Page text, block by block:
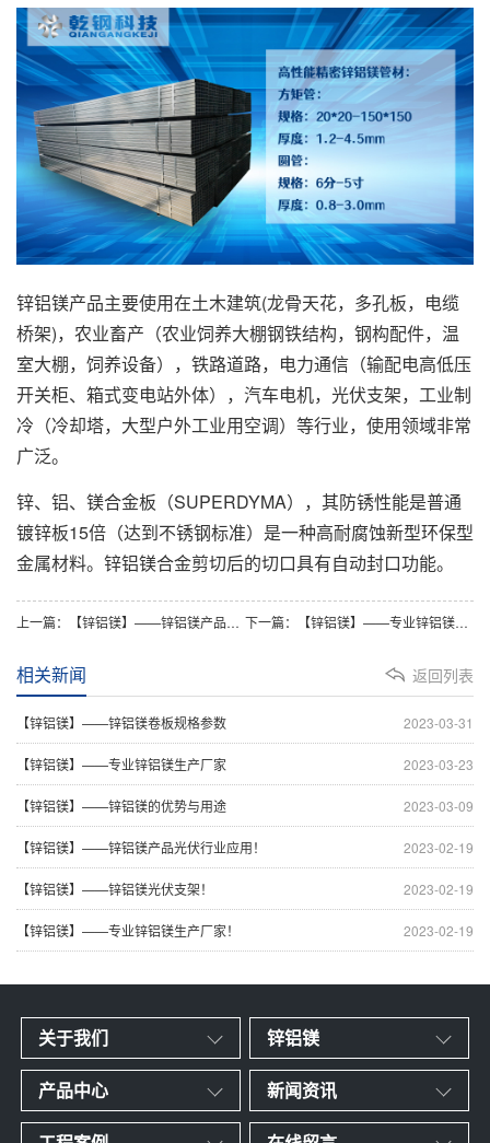
锌铝镁产品主要使用在土木建筑(龙骨天花，多孔板，电缆
桥架)，农业畜产（农业饲养大棚钢铁结构，钢构配件，温
室大棚，饲养设备），铁路道路，电力通信（输配电高低压
开关柜、箱式变电站外体），汽车电机，光伏支架，工业制
冷（冷却塔，大型户外工业用空调）等行业，使用领域非常
广泛。
锌、铝、镁合金板（SUPERDYMA），其防锈性能是普通
镀锌板15倍（达到不锈钢标准）是一种高耐腐蚀新型环保型
金属材料。锌铝镁合金剪切后的切口具有自动封口功能。
上一篇：【锌铝镁】——锌铝镁产品光伏行业应用！ 下一篇：【锌铝镁】——专业锌铝镁生产厂家
返回列表
相关新闻
2023-03-31
【锌铝镁】——锌铝镁卷板规格参数
2023-03-23
【锌铝镁】——专业锌铝镁生产厂家
2023-03-09
【锌铝镁】——锌铝镁的优势与用途
2023-02-19
【锌铝镁】——锌铝镁产品光伏行业应用！
2023-02-19
【锌铝镁】——锌铝镁光伏支架！
2023-02-19
【锌铝镁】——专业锌铝镁生产厂家！
关于我们 锌铝镁
产品中心 新闻资讯